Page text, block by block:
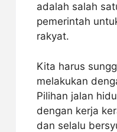
adalah salah
pemerintah
rakyat.
Kita harus
melakukan
Pilihan jalan
dengan kerja
dan selalu